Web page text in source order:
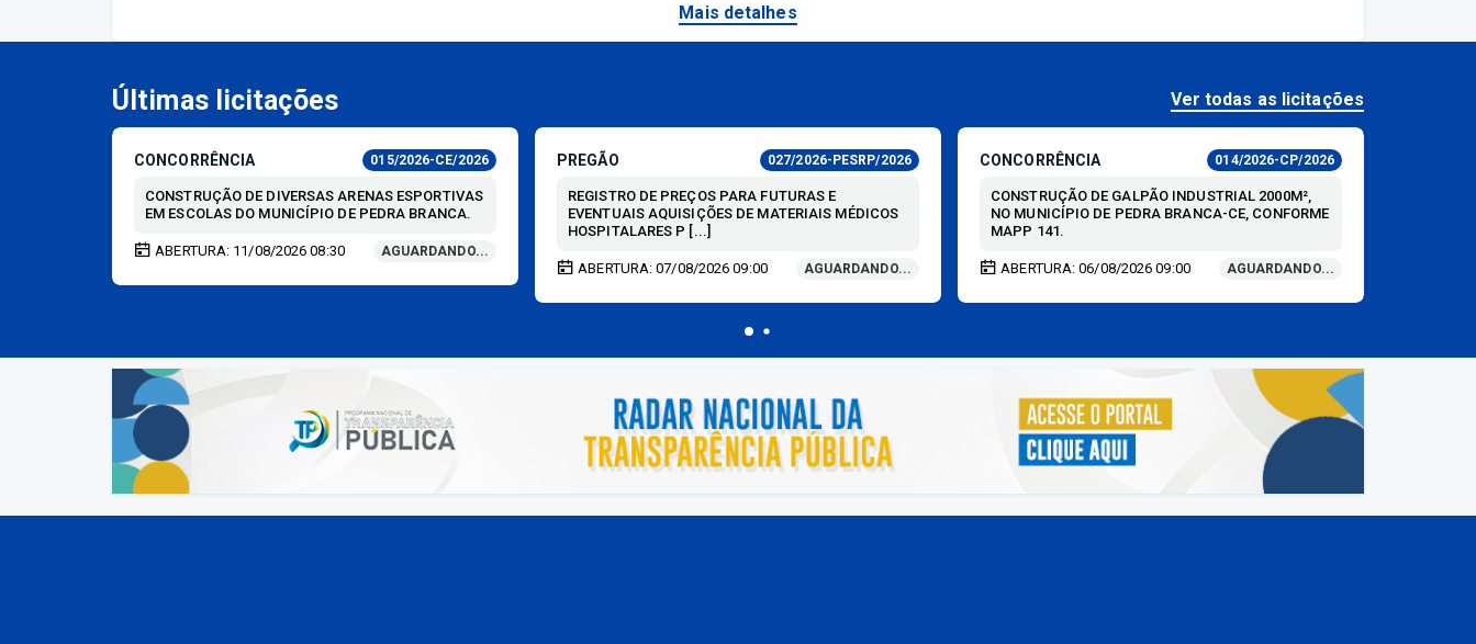
Mais detalhes
Últimas licitações Ver todas as licitações
CONCORRÊNCIA 015/2026-CE/2026
CONSTRUÇÃO DE DIVERSAS ARENAS ESPORTIVAS
EM ESCOLAS DO MUNICÍPIO DE PEDRA BRANCA.
ABERTURA: 11/08/2026 08:30 AGUARDANDO...
PREGÃO 027/2026-PESRP/2026
REGISTRO DE PREÇOS PARA FUTURAS E
EVENTUAIS AQUISIÇÕES DE MATERIAIS MÉDICOS
HOSPITALARES P [...]
ABERTURA: 07/08/2026 09:00 AGUARDANDO...
CONCORRÊNCIA 014/2026-CP/2026
CONSTRUÇÃO DE GALPÃO INDUSTRIAL 2000M²,
NO MUNICÍPIO DE PEDRA BRANCA-CE, CONFORME
MAPP 141.
ABERTURA: 06/08/2026 09:00 AGUARDANDO...